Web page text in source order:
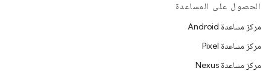
الحصول على المساعدة
مركز مساعدة Android
مركز مساعدة Pixel
مركز مساعدة Nexus